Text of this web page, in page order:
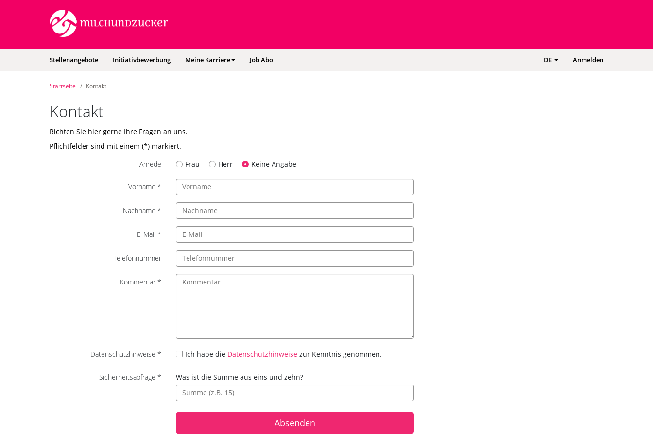
Zur
Startseite
BEESITE
WL
RECRUITING
&
GmbH
Hauptnavigation
Stellenangebote Initiativbewerbung Meine Karriere Job Abo DE -
Anmelden
Startseite Kontakt
Kontakt
Richten Sie hier gerne Ihre Fragen an uns.
Pflichtfelder sind mit einem (*) markiert.
Anrede
Frau Herr Keine Angabe
Vorname *
Nachname *
E-Mail *
Telefon­nummer
Kommentar*
Datenschutz­hinweise * Ich habe die Datenschutzhinweisezur Kenntnis genommen.
Sicherheits­abfrage *
Sicherheits­
abfrage:
Was ist die Summe aus eins und zehn?
Absenden